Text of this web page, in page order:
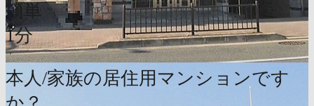
簡単
1分
本人/家族の居住用マンションです